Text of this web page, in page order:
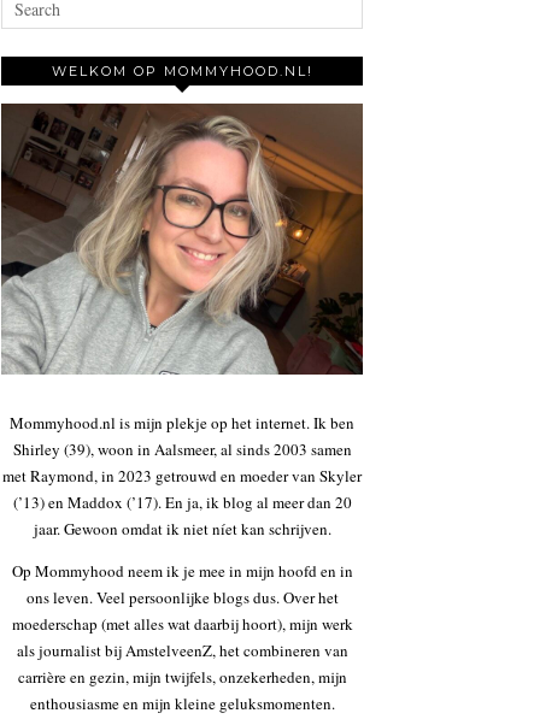
WELKOM OP MOMMYHOOD.NL!
Mommyhood.nl is mijn plekje op het internet. Ik ben
Shirley (39), woon in Aalsmeer, al sinds 2003 samen
met Raymond, in 2023 getrouwd en moeder van Skyler
(’13) en Maddox (’17). En ja, ik blog al meer dan 20
jaar. Gewoon omdat ik niet níet kan schrijven.
Op Mommyhood neem ik je mee in mijn hoofd en in
ons leven. Veel persoonlijke blogs dus. Over het
moederschap (met alles wat daarbij hoort), mijn werk
als journalist bij AmstelveenZ, het combineren van
carrière en gezin, mijn twijfels, onzekerheden, mijn
enthousiasme en mijn kleine geluksmomenten.